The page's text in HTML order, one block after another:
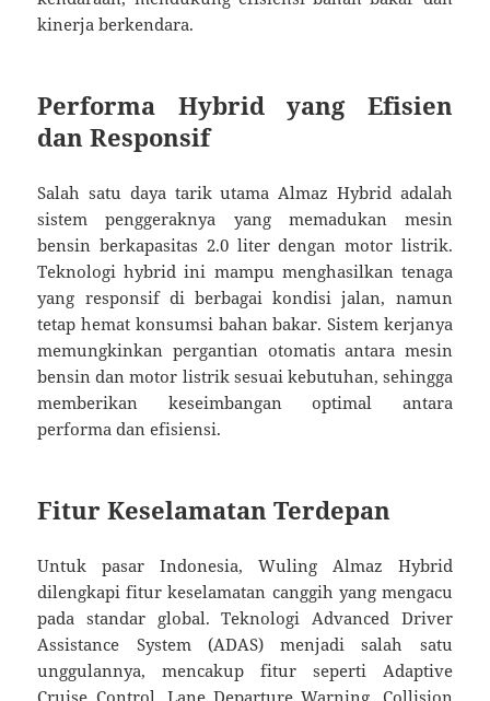
kinerja berkendara.
Performa Hybrid yang Efisien
dan Responsif
Salah satu daya tarik utama Almaz Hybrid adalah
sistem penggeraknya yang memadukan mesin
bensin berkapasitas 2.0 liter dengan motor listrik.
Teknologi hybrid ini mampu menghasilkan tenaga
yang responsif di berbagai kondisi jalan, namun
tetap hemat konsumsi bahan bakar. Sistem kerjanya
memungkinkan pergantian otomatis antara mesin
bensin dan motor listrik sesuai kebutuhan, sehingga
memberikan keseimbangan optimal antara
performa dan efisiensi.
Fitur Keselamatan Terdepan
Untuk pasar Indonesia, Wuling Almaz Hybrid
dilengkapi fitur keselamatan canggih yang mengacu
pada standar global. Teknologi Advanced Driver
Assistance System (ADAS) menjadi salah satu
unggulannya, mencakup fitur seperti Adaptive
Cruise Control, Lane Departure Warning, Collision